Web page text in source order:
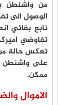
من واشنطن
الوصول الى
تابع بقائي
تفاوضي
تعكس حالة من
على واشنطن
ممكن.
الاموال